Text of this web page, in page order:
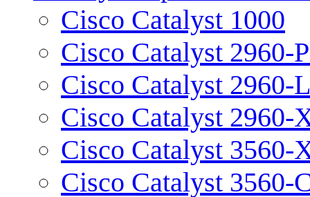
Cisco Catalyst 1000
Cisco Catalyst 2960-
Cisco Catalyst 2960-L
Cisco Catalyst 2960-
Cisco Catalyst 3560-
Cisco Catalyst 3560-